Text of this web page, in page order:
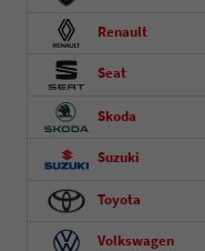
Renault
Seat
Skoda
Suzuki
Toyota
Volkswagen